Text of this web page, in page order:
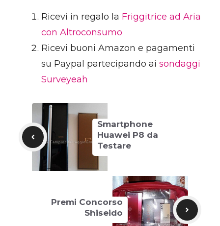
Ricevi in regalo la Friggitrice ad Aria
con Altroconsumo
Ricevi buoni Amazon e pagamenti
su Paypal partecipando ai sondaggi
Surveyeah
Smartphone
Huawei P8 da
Testare
Premi Concorso
Shiseido